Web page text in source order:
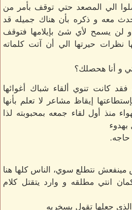
الي المصعد حتي توقف بأمر من
معه و ذكره بأن هناك جميله قد
لن يسمح لأي شئ بإيلامها فتوقف
نظرات حيرتها الي أن آتت كلماته
و أنا هحصلك؟
كانت تنوي ألقاء شباك أغوائها
إيقاظ مشاعر لا تعلم بأنها
منذ أول لقاء جمعه بمحبوبته لذا
بهدوء
حاجه.
نتطلع سوي، الناس كلها هنا
انتي مطلقه و وارد يتقتل كلام
جعلها تقول بسخريه